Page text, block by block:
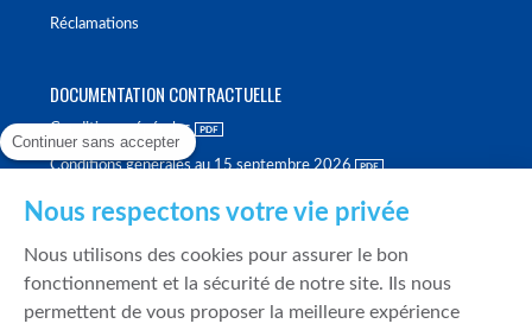
Réclamations
DOCUMENTATION CONTRACTUELLE
Conditions générales
Conditions générales au 15 septembre 2026
Politique de meilleure sélection
Politique de durabilité
Continuer sans accepter
Nous respectons votre vie privée
Nous utilisons des cookies pour assurer le bon
fonctionnement et la sécurité de notre site. Ils nous
permettent de vous proposer la meilleure expérience